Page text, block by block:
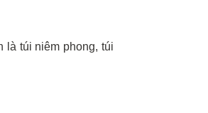
là túi niêm phong, túi